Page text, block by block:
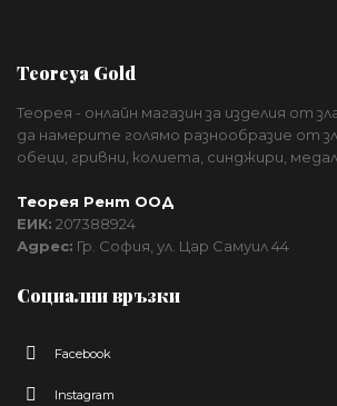
Teoreya Gold
Теорея - онлайн магазин за изделия от
да намерите голямо разнообразие от
обеци, гривни, колиета, синджири,
Теорея Рент ООД
ЕИК: 207388924
Адрес: Гр. София, ул. Цар Самуил 44
Социални връзки
Facebook
Instagram